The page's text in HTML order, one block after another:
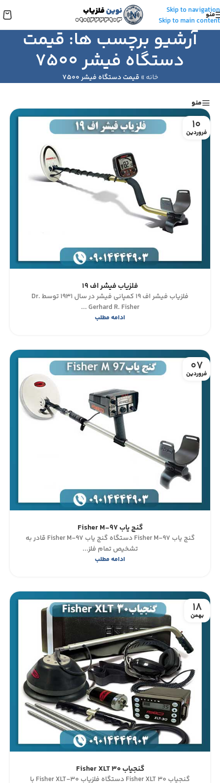
Skip to navigation
Skip to main content
منو
آرشیو برچسب ها: قیمت
دستگاه فیشر ۷۵۰۰
خانه » قیمت دستگاه فیشر ۷۵۰۰
منو
10
فروردین
فلزیاب فیشر اف ۱۹
فلزیاب فیشر اف ۱۹ کمپانی فیشر در سال ۱۹۳۱ توسط Dr.
Gerhard R. Fisher ...
ادامه مطلب
07
فروردین
گنج یاب Fisher M-97
گنج یاب Fisher M-97 دستگاه گنج یاب Fisher M-97 قادر به
تشخیص تمام فلز...
ادامه مطلب
18
بهمن
گنجیاب Fisher XLT 30
گنجیاب Fisher XLT 30 دستگاه فلزیاب Fisher XLT-30 با